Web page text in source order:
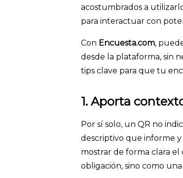
acostumbrados a
para interactuar con
Con Encuesta.com,
desde la plataforma, sin
tips clave para que tu
1. Aporta
Por sí solo, un QR no
descriptivo que informe y
mostrar de forma clara el
obligación, sino como